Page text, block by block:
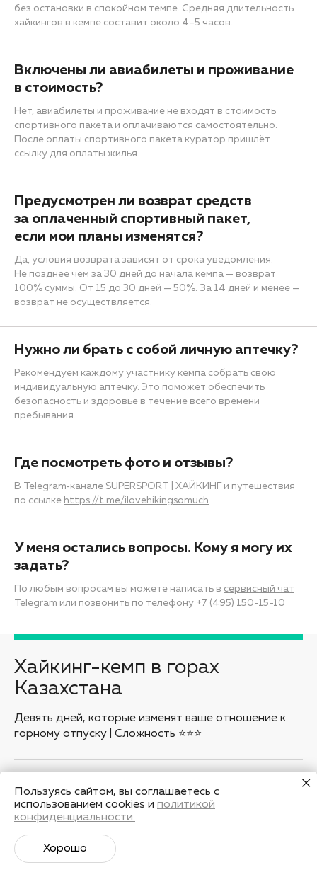
без остановки в спокойном темпе. Средняя длительность
хайкингов в кемпе составит около 4–5 часов.
Включены ли авиабилеты и проживание
в стоимость?
Нет, авиабилеты и проживание не входят в стоимость
спортивного пакета и оплачиваются самостоятельно.
После оплаты спортивного пакета куратор пришлёт
ссылку для оплаты жилья.
Предусмотрен ли возврат средств
за оплаченный спортивный пакет,
если мои планы изменятся?
Да, условия возврата зависят от срока уведомления.
Не позднее чем за 30 дней до начала кемпа — возврат
100% суммы. От 15 до 30 дней — 50%. За 14 дней и менее —
возврат не осуществляется.
Нужно ли брать с собой личную аптечку?
Рекомендуем каждому участнику кемпа собрать свою
индивидуальную аптечку. Это поможет обеспечить
безопасность и здоровье в течение всего времени
пребывания.
Где посмотреть фото и отзывы?
В Telegram‑канале SUPERSPORT | ХАЙКИНГ и путешествия
по ссылке https://t.me/ilovehikingsomuch
У меня остались вопросы. Кому я могу их
задать?
По любым вопросам вы можете написать в сервисный чат
Telegram или позвонить по телефону +7 (495) 150-15-10
Хайкинг-кемп в горах
Казахстана
Девять дней, которые изменят ваше отношение к
горному отпуску | Сложность ⭐️⭐️⭐️
Записаться
Заказать звонок
Пользуясь сайтом, вы соглашаетесь с
использованием cookies и политикой
конфиденциальности.
Хорошо